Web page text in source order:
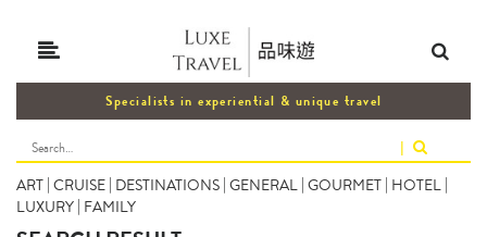
Specialists in experiential & unique travel
|
ART | CRUISE | DESTINATIONS | GENERAL | GOURMET | HOTEL |
LUXURY | FAMILY